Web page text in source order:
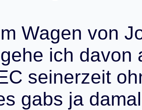
m Wagen von J
gehe ich davon
C seinerzeit oh
s gabs ja damal